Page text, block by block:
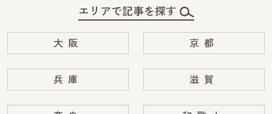
エリアで記事を探す
大阪 京都
兵庫 滋賀